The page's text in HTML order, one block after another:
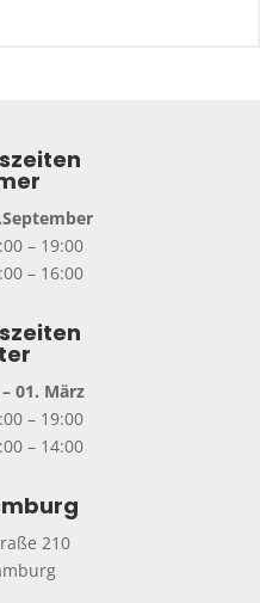
– 19:00
– 16:00
01. März
– 19:00
– 14:00
210